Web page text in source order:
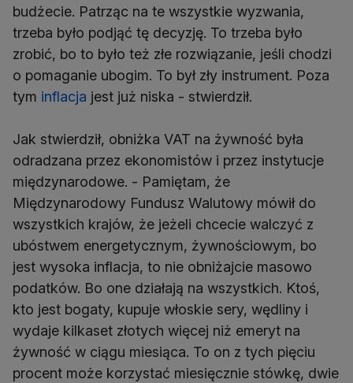
budżecie. Patrząc na te wszystkie wyzwania,
trzeba było podjąć tę decyzję. To trzeba było
zrobić, bo to było też złe rozwiązanie, jeśli chodzi
o pomaganie ubogim. To był zły instrument. Poza
tym inflacja jest już niska - stwierdził.
Jak stwierdził, obniżka VAT na żywność była
odradzana przez ekonomistów i przez instytucje
międzynarodowe. - Pamiętam, że
Międzynarodowy Fundusz Walutowy mówił do
wszystkich krajów, że jeżeli chcecie walczyć z
ubóstwem energetycznym, żywnościowym, bo
jest wysoka inflacja, to nie obniżajcie masowo
podatków. Bo one działają na wszystkich. Ktoś,
kto jest bogaty, kupuje włoskie sery, wędliny i
wydaje kilkaset złotych więcej niż emeryt na
żywność w ciągu miesiąca. To on z tych pięciu
procent może korzystać miesięcznie stówkę, dwie